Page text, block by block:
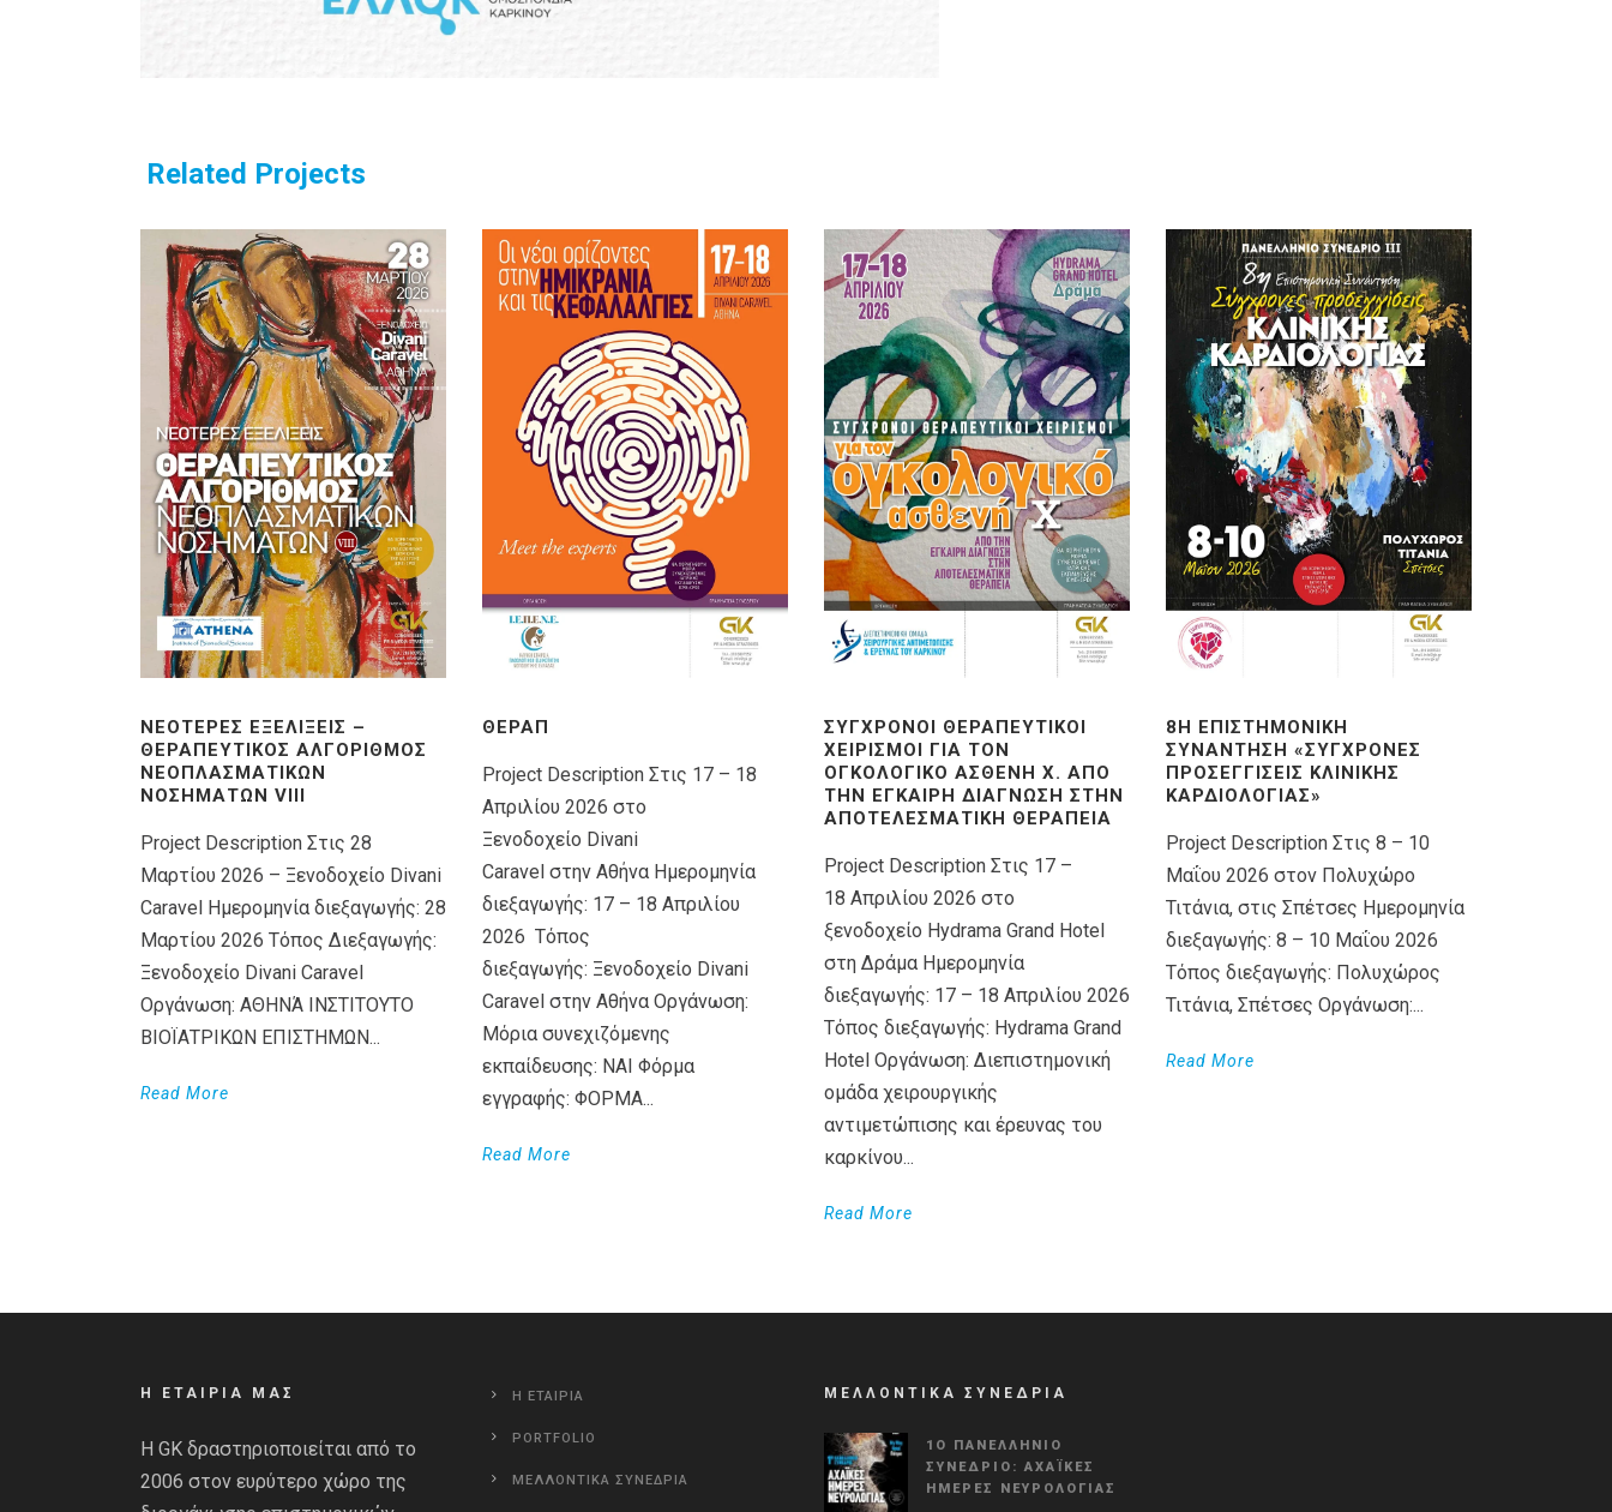
Related Projects
ΝΕΌΤΕΡΕΣ ΕΞΕΛΊΞΕΙΣ –
ΘΕΡΑΠΕΥΤΙΚΌΣ ΑΛΓΌΡΙΘΜΟΣ
ΝΕΟΠΛΑΣΜΑΤΙΚΏΝ
ΝΟΣΗΜΆΤΩΝ VIIΙ
Project Description Στις 28
Μαρτίου 2026 – Ξενοδοχείο Divani
Caravel Ημερομηνία διεξαγωγής: 28
Μαρτίου 2026 Τόπος Διεξαγωγής:
Ξενοδοχείο Divani Caravel
Οργάνωση: ΑΘΗΝΆ ΙΝΣΤΙΤΟΥΤΟ
ΒΙΟΪΑΤΡΙΚΩΝ ΕΠΙΣΤΗΜΩΝ...
Read More
ΘΕΡΑΠ
Project Description Στις 17 – 18
Απριλίου 2026 στο
Ξενοδοχείο Divani
Caravel στην Αθήνα Ημερομηνία
διεξαγωγής: 17 – 18 Απριλίου
2026 Τόπος
διεξαγωγής: Ξενοδοχείο Divani
Caravel στην Αθήνα Οργάνωση:
Μόρια συνεχιζόμενης
εκπαίδευσης: ΝΑΙ Φόρμα
εγγραφής: ΦΟΡΜΑ...
Read More
ΣΎΓΧΡΟΝΟΙ ΘΕΡΑΠΕΥΤΙΚΟΊ
ΧΕΙΡΙΣΜΟΊ ΓΙΑ ΤΟΝ
ΟΓΚΟΛΟΓΙΚΌ ΑΣΘΕΝΉ X. ΑΠΌ
ΤΗΝ ΈΓΚΑΙΡΗ ΔΙΆΓΝΩΣΗ ΣΤΗΝ
ΑΠΟΤΕΛΕΣΜΑΤΙΚΉ ΘΕΡΑΠΕΊΑ
Project Description Στις 17 –
18 Απριλίου 2026 στο
ξενοδοχείο Hydrama Grand Hotel
στη Δράμα Ημερομηνία
διεξαγωγής: 17 – 18 Απριλίου 2026
Τόπος διεξαγωγής: Hydrama Grand
Hotel Οργάνωση: Διεπιστημονική
ομάδα χειρουργικής
αντιμετώπισης και έρευνας του
καρκίνου...
Read More
8Η ΕΠΙΣΤΗΜΟΝΙΚΉ
ΣΥΝΆΝΤΗΣΗ «ΣΎΓΧΡΟΝΕΣ
ΠΡΟΣΕΓΓΊΣΕΙΣ ΚΛΙΝΙΚΉΣ
ΚΑΡΔΙΟΛΟΓΊΑΣ»
Project Description Στις 8 – 10
Μαΐου 2026 στον Πολυχώρο
Τιτάνια, στις Σπέτσες Ημερομηνία
διεξαγωγής: 8 – 10 Μαΐου 2026
Τόπος διεξαγωγής: Πολυχώρος
Τιτάνια, Σπέτσες Οργάνωση:...
Read More
Η ΕΤΑΙΡΙΑ ΜΑΣ
Η GK δραστηριοποιείται από το
2006 στον ευρύτερο χώρο της
Η ΕΤΑΙΡΙΑ
PORTFOLIO
ΜΕΛΛΟΝΤΙΚΑ ΣΥΝΕΔΡΙΑ
ΜΕΛΛΟΝΤΙΚΑ ΣΥΝΕΔΡΙΑ
1Ο ΠΑΝΕΛΛΉΝΙΟ
ΣΥΝΈΔΡΙΟ: ΑΧΑΪΚΈΣ
ΗΜΈΡΕΣ ΝΕΥΡΟΛΟΓΊΑΣ